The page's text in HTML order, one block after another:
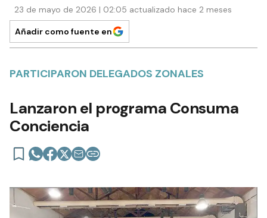
23 de mayo de 2026 | 02:05 actualizado hace 2 meses
Añadir como fuente en
PARTICIPARON DELEGADOS ZONALES
Lanzaron el programa Consuma
Conciencia